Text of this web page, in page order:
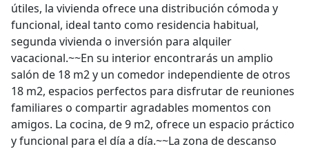
útiles, la vivienda ofrece una distribución cómoda y
funcional, ideal tanto como residencia habitual,
segunda vivienda o inversión para alquiler
vacacional.~~En su interior encontrarás un amplio
salón de 18 m2 y un comedor independiente de otros
18 m2, espacios perfectos para disfrutar de reuniones
familiares o compartir agradables momentos con
amigos. La cocina, de 9 m2, ofrece un espacio práctico
y funcional para el día a día.~~La zona de descanso